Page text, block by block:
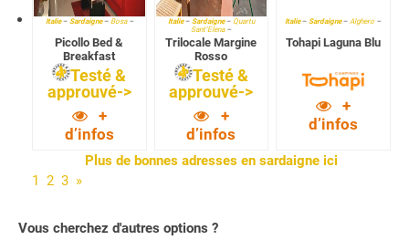
Italie– Sardaigne– Bosa–
Picollo Bed &
Breakfast
Testé &
approuvé->
+
d’infos
Italie– Sardaigne– Quartu
SantʼElena–
Trilocale Margine
Rosso
Testé &
approuvé->
+
d’infos
Italie–Sardaigne– Alghero –
Tohapi Laguna Blu
+
d’infos
Plus de bonnes adresses en sardaigne ici
1 2 3 »
Vous cherchez d'autres options ?